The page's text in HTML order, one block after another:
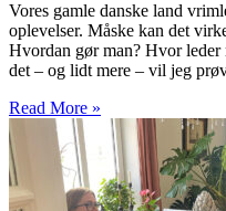
Vores gamle danske land
oplevelser. Måske kan det
Hvordan gør man? Hvor
det – og lidt mere – vil jeg
Read More »